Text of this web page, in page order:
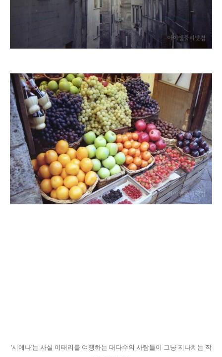
'시에나'는 사실 이태리를 여행하는 대다수의 사람들이 그냥 지나치는 작